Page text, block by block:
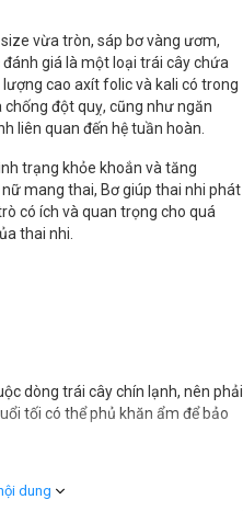
vừa tròn, sáp bơ vàng ươm,
giá là một loại trái cây chứa
cao axít folic và kali có trong
chống đột quỵ, cũng như ngăn
liên quan đến hệ tuần hoàn.
trạng khỏe khoắn và tăng
mang thai, Bơ giúp thai nhi phát
có ích và quan trọng cho quá
thai nhi.
dòng trái cây chín lạnh, nên phải
tối có thể phủ khăn ẩm để bảo
dung